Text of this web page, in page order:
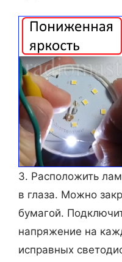
3. Расположить
в глаза. Можно
бумагой.
напряжение на
исправных